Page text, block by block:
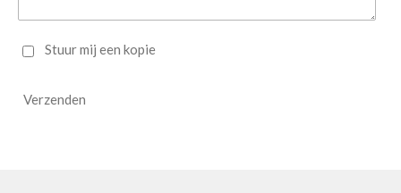
Stuur mij een kopie
Verzenden